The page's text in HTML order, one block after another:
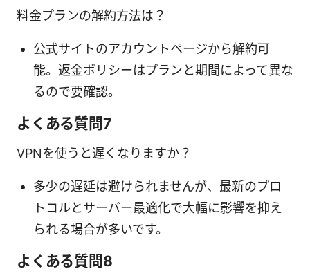
料金プランの解約方法は？
公式サイトのアカウントページから解約可
能。返金ポリシーはプランと期間によって異な
るので要確認。
よくある質問7
VPNを使うと遅くなりますか？
多少の遅延は避けられませんが、最新のプロ
トコルとサーバー最適化で大幅に影響を抑え
られる場合が多いです。
よくある質問8